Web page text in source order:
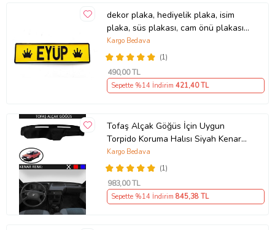
dekor plaka, hediyelik plaka, isim
plaka, süs plakası, cam önü plakası,
tırcı plakası (Sarı-Siyah)
(1)
Kargo Bedava
490,00 TL
Sepette %14 İndirim 421,40 TL
Tofaş Alçak Göğüs İçin Uygun
Torpido Koruma Halısı Siyah Kenar
Renk Siyah
(1)
Kargo Bedava
983,00 TL
Sepette %14 İndirim 845,38 TL